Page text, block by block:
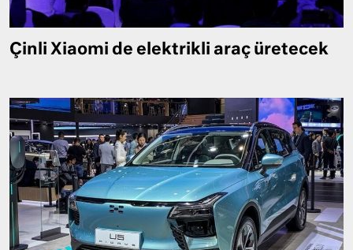
Çinli Xiaomi de elektrikli araç üretecek